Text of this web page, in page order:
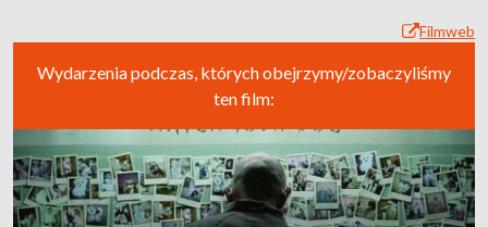
Filmweb
Wydarzenia podczas, których obejrzymy/zobaczyliśmy
ten film: